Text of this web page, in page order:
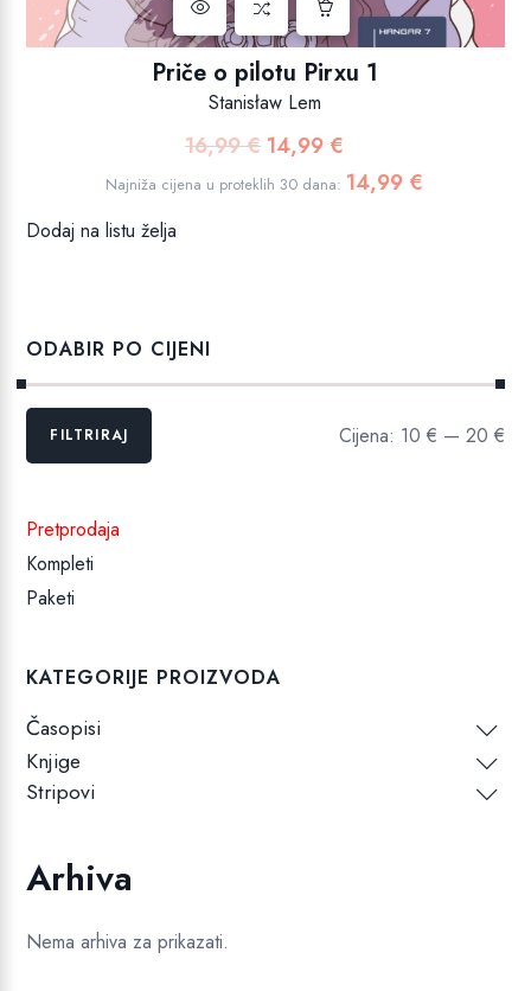
Priče o pilotu Pirxu 1
Stanisław Lem
16,99€ Izvorna
cijena
14,99 €
cijena
Najniža cijena u proteklih 30 dana: 14,99 €
Dodaj na listu želja
ODABIR PO CIJENI
Min
MaksFILTRIRAJ Cijena: 10 € — 20 €
Pretprodaja
Kompleti
Paketi
KATEGORIJE PROIZVODA
Časopisi
Knjige
Stripovi
Arhiva
Nema arhiva za prikazati.